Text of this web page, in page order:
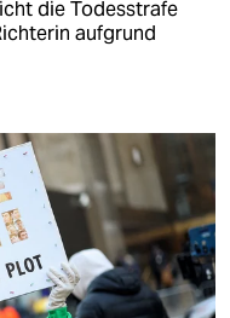
die Todesstrafe
aufgrund